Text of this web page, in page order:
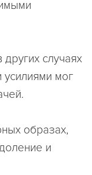
случаях
мог
образах,
и